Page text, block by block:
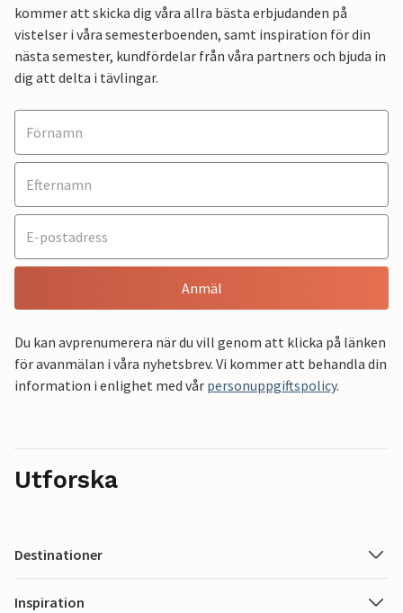
kommer att skicka dig våra allra bästa erbjudanden på
vistelser i våra semesterboenden, samt inspiration för din
nästa semester, kundfördelar från våra partners och bjuda in
dig att delta i tävlingar.
Anmäl
Du kan avprenumerera när du vill genom att klicka på länken
för avanmälan i våra nyhetsbrev. Vi kommer att behandla din
information i enlighet med vår personuppgiftspolicy.
Utforska
Destinationer
Inspiration